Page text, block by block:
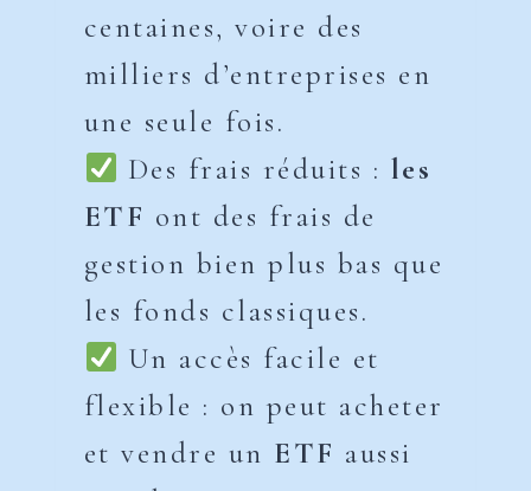
centaines, voire des
milliers d’entreprises en
une seule fois.
Des frais réduits : les
ETF ont des frais de
gestion bien plus bas que
les fonds classiques.
Un accès facile et
flexible : on peut acheter
et vendre un ETF aussi